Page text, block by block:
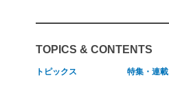
TOPICS & CONTENTS
トピックス 特集・連載